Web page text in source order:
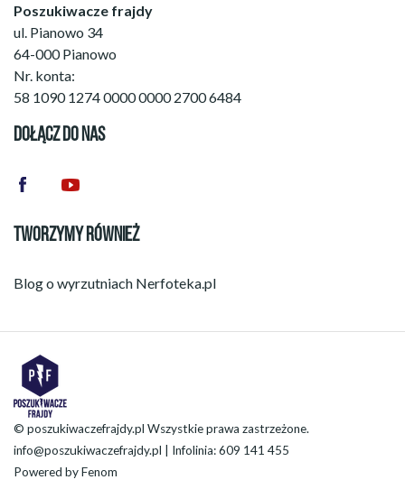
Poszukiwacze frajdy
ul. Pianowo 34
64-000 Pianowo
Nr. konta:
58 1090 1274 0000 0000 2700 6484
DOŁĄCZ DO NAS
TWORZYMY RÓWNIEŻ
Blog o wyrzutniach Nerfoteka.pl
© poszukiwaczefrajdy.pl Wszystkie prawa zastrzeżone.
info@poszukiwaczefrajdy.pl | Infolinia: 609 141 455
Powered byFenom